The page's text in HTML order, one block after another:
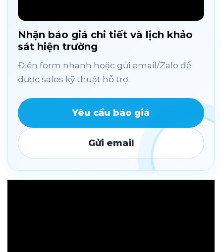
Nhận báo giá chi tiết và lịch khảo
sát hiện trường
Điền form nhanh hoặc gửi email/Zalo để
được sales kỹ thuật hỗ trợ.
Yêu cầu báo giá
Gửi email